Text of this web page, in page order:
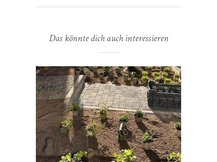
Das könnte dich auch interessieren